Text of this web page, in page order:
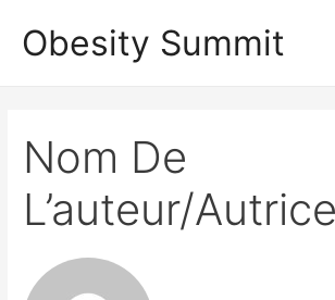
Obesity Summit
Nom De
L’auteur/